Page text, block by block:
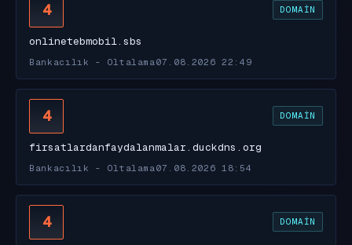
4 DOMAIN
onlinetebmobil.sbs
Bankacılık - Oltalama 07.08.2026 22:49
4 DOMAIN
firsatlardanfaydalanmalar.duckdns.org
Bankacılık - Oltalama 07.08.2026 18:54
4 DOMAIN